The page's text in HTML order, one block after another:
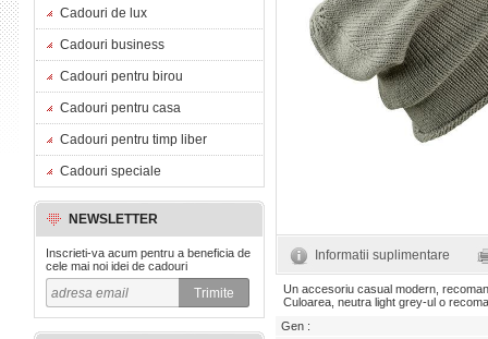
Cadouri de lux
Cadouri business
Cadouri pentru birou
Cadouri pentru casa
Cadouri pentru timp liber
Cadouri speciale
NEWSLETTER
Inscrieti-va acum pentru a beneficia de
cele mai noi idei de cadouri
Informatii suplimentare
Un accesoriu casual modern,
Culoarea, neutra light grey-ul o
Gen :